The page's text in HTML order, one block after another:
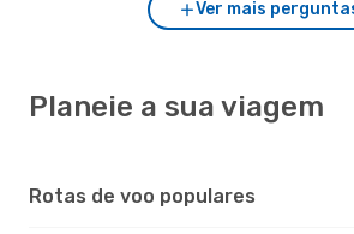
Ver mais
Planeie a sua viagem
Rotas de voo populares